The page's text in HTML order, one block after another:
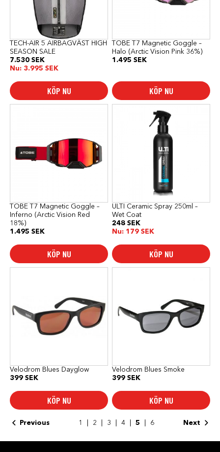
TECH-AIR 5 AIRBAGVÄST HIGH
SEASON SALE
7.530 SEK
Nu: 3.995 SEK
KÖP NU
alternativen
produktsidan
TOBE T7 Magnetic Goggle –
Halo (Arctic Vision Pink 36%)
1.495 SEK
KÖP NU
TOBE T7 Magnetic Goggle –
Inferno (Arctic Vision Red
18%)
1.495 SEK
KÖP NU
ULTI Ceramic Spray 250ml –
Wet Coat
248 SEK
Nu: 179 SEK
KÖP NU
Velodrom Blues Dayglow
399 SEK
KÖP NU
Velodrom Blues Smoke
399 SEK
KÖP NU
Previous 1 2 3 4 5 6 Next